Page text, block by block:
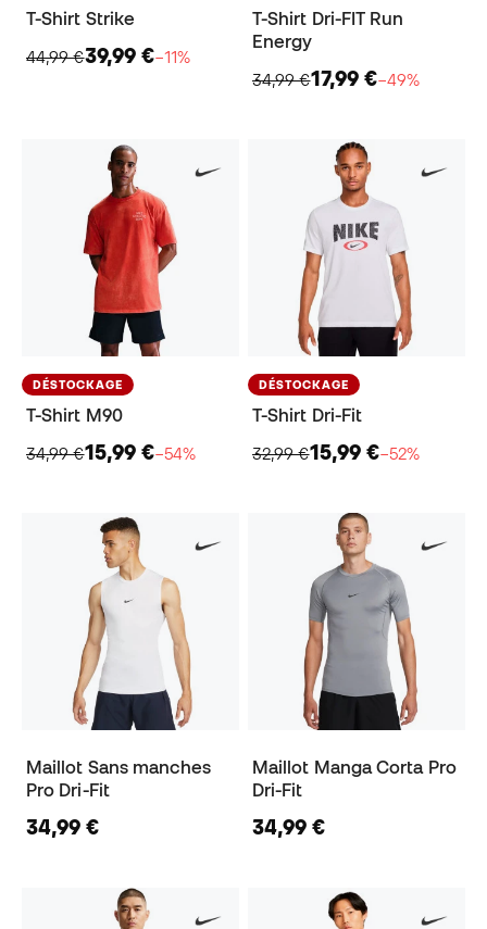
T-Shirt Strike
44,99 €39,99 €−11%
T-Shirt Dri-FIT Run
Energy
34,99 €17,99 €−49%
DÉSTOCKAGE
T-Shirt M90
34,99 €15,99 €−54%
DÉSTOCKAGE
T-Shirt Dri-Fit
32,99 €15,99 €−52%
Maillot Sans manches
Pro Dri-Fit
34,99 €
Maillot Manga Corta Pro
Dri-Fit
34,99 €